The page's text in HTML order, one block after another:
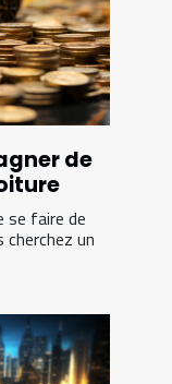
de
se faire de
cherchez un